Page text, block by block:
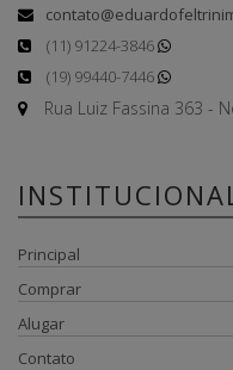
(11) 91224-3846
(19) 99440-7446
Rua Luiz Fassina 363 -
Principal
Comprar
Alugar
Contato